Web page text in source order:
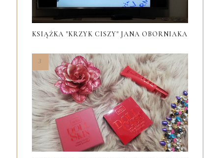
KSIĄŻKA "KRZYK CISZY" JANA OBORNIAKA